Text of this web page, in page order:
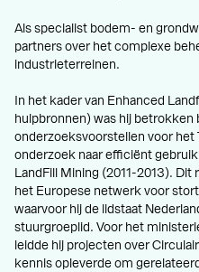
Als specialist bodem- en
partners over het complexe
industrieterreinen.
In het kader van Enhanced
hulpbronnen) was hij betrokken
onderzoeksvoorstellen voor het
onderzoek naar efficiënt
LandFill Mining (2011-2013).
het Europese netwerk voor
waarvoor hij de lidstaat
stuurgroeplid. Voor het
leidde hij projecten over
kennis opleverde om